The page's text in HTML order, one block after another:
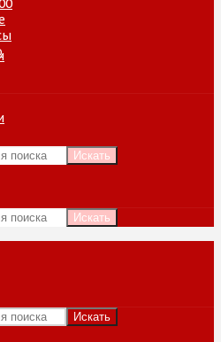
Искать
Искать
Искать